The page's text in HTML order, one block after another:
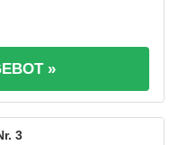
»
3